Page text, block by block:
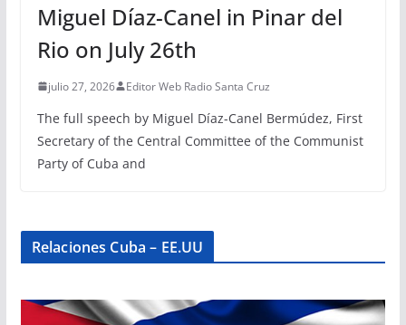
Miguel Díaz-Canel in Pinar del
Rio on July 26th
julio 27, 2026 Editor Web Radio Santa Cruz
The full speech by Miguel Díaz-Canel Bermúdez, First
Secretary of the Central Committee of the Communist
Party of Cuba and
Relaciones Cuba – EE.UU